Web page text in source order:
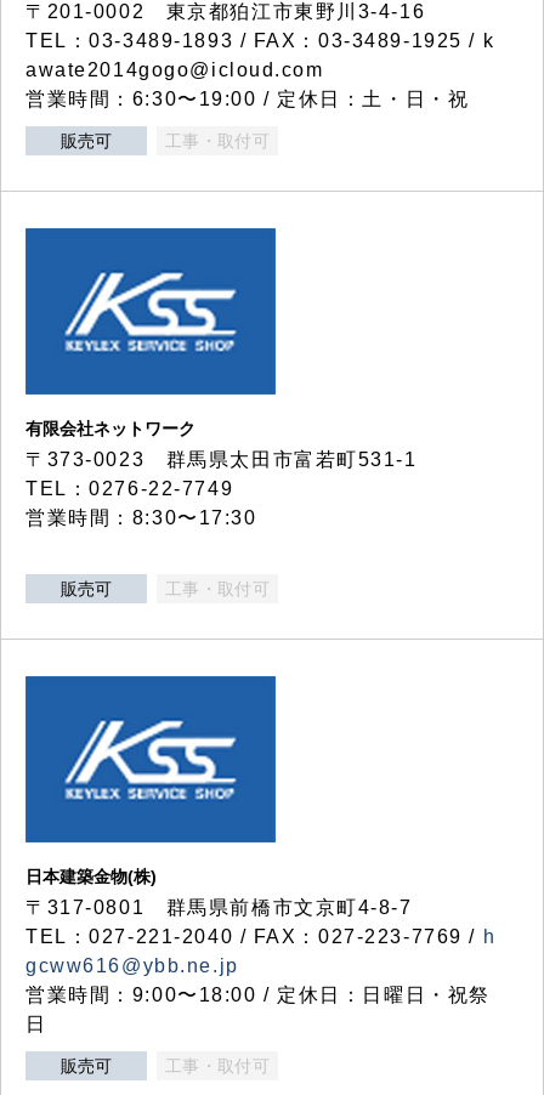
〒201-0002 東京都狛江市東野川3-4-16
TEL：03-3489-1893 / FAX：03-3489-1925 / k
awate2014gogo@icloud.com
営業時間：6:30〜19:00 / 定休日：土・日・祝
販売可 工事・取付可
有限会社ネットワーク
〒373-0023 群馬県太田市富若町531-1
TEL：0276-22-7749
営業時間：8:30〜17:30
販売可 工事・取付可
日本建築金物(株)
〒317‐0801 群馬県前橋市文京町4-8-7
TEL：027-221-2040 / FAX：027-223-7769 / h
gcww616@ybb.ne.jp
営業時間：9:00〜18:00 / 定休日：日曜日・祝祭
日
販売可 工事・取付可